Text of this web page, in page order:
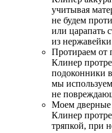
учитывая
не будем
или царапать
из
Протираем от
Клинер
подоконники
мы
не
Моем дверные
Клинер
тряпкой, при